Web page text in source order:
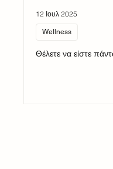
Θέλετε να είστε
Wellness
12 Ιουλ 2025